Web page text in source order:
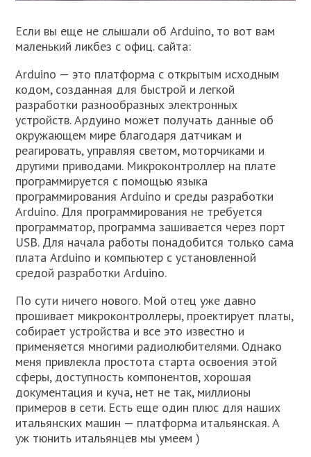
Если вы еще не слышали об Arduino, то вот вам
маленький ликбез с офиц. сайта:
Arduino — это платформа с открытым исходным
кодом, созданная для быстрой и легкой
разработки разнообразных электронных
устройств. Ардуино может получать данные об
окружающем мире благодаря датчикам и
реагировать, управляя светом, моторчиками и
другими приводами. Микроконтроллер на плате
программируется с помощью языка
программирования Arduino и среды разработки
Arduino. Для программирования не требуется
программатор, программа зашивается через порт
USB. Для начала работы понадобится только сама
плата Arduino и компьютер с установленной
средой разработки Arduino.
По сути ничего нового. Мой отец уже давно
прошивает микроконтроллеры, проектирует платы,
собирает устройства и все это известно и
применяется многими радиолюбителями. Однако
меня привлекла простота старта освоения этой
сферы, доступность компонентов, хорошая
документация и куча, нет не так, миллионы
примеров в сети. Есть еще один плюс для наших
итальянских машин — платформа итальянская. А
уж тюнить итальянцев мы умеем )